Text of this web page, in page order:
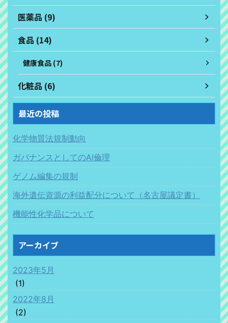
医薬品 (9)
食品 (14)
健康食品 (7)
化粧品 (6)
最近の投稿
化学物質法規制動向
ガバナンスとしてのAI倫理
ゲノム編集の規制
海外遺伝資源の利益配分について（名古屋議定書）
機能性化学品について
アーカイブ
2023年5月
(1)
2022年8月
(2)